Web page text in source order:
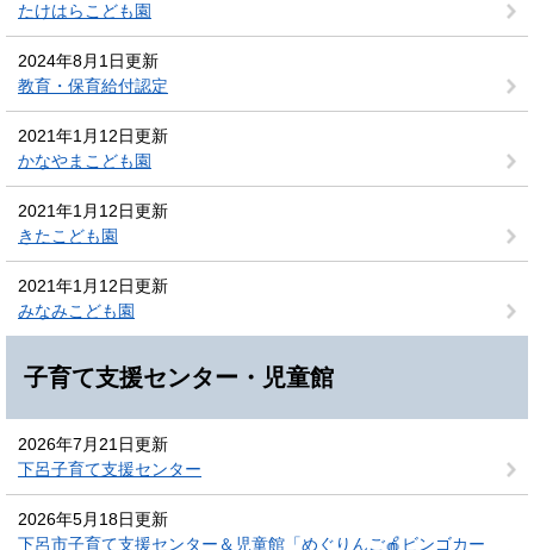
たけはらこども園
2024年8月1日更新
教育・保育給付認定
2021年1月12日更新
かなやまこども園
2021年1月12日更新
きたこども園
2021年1月12日更新
みなみこども園
子育て支援センター・児童館
2026年7月21日更新
下呂子育て支援センター
2026年5月18日更新
下呂市子育て支援センター＆児童館「めぐりんご🍎ビンゴカー